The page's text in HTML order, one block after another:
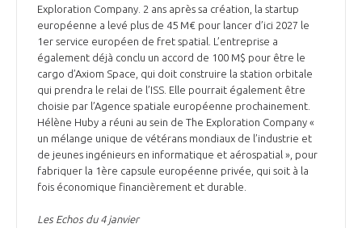
Exploration Company. 2 ans après sa création, la startup
européenne a levé plus de 45 M€ pour lancer d’ici 2027 le
1er service européen de fret spatial. L’entreprise a
également déjà conclu un accord de 100 M$ pour être le
cargo d’Axiom Space, qui doit construire la station orbitale
qui prendra le relai de l’ISS. Elle pourrait également être
choisie par l’Agence spatiale européenne prochainement.
Hélène Huby a réuni au sein de The Exploration Company «
un mélange unique de vétérans mondiaux de l’industrie et
de jeunes ingénieurs en informatique et aérospatial », pour
fabriquer la 1ère capsule européenne privée, qui soit à la
fois économique financièrement et durable.
Les Echos du 4 janvier